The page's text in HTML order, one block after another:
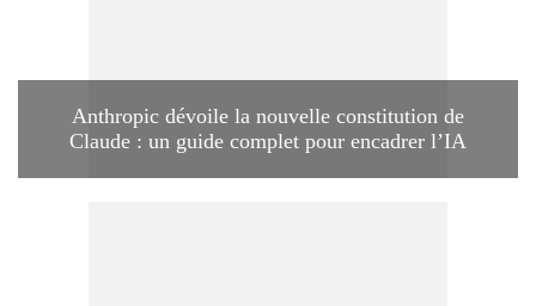
Anthropic dévoile la nouvelle constitution de
Claude : un guide complet pour encadrer l’IA